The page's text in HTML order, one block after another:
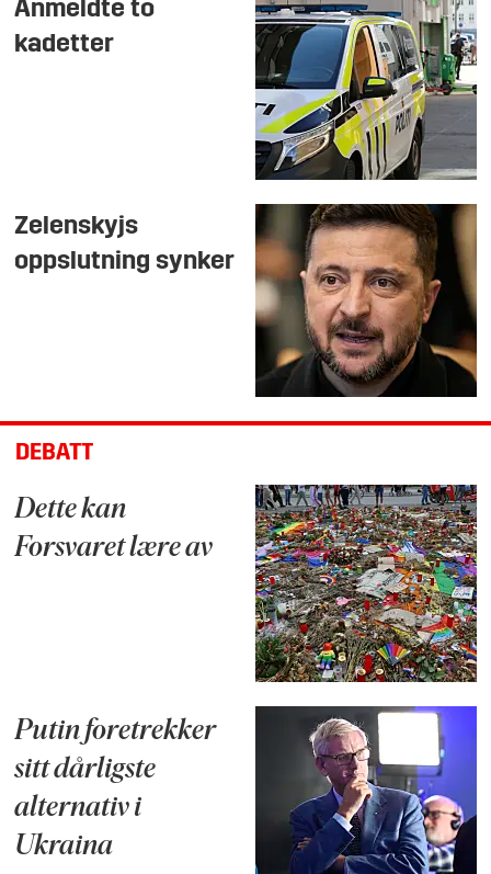
Anmeldte to
kadetter
Zelenskyjs
oppslutning synker
DEBATT
Dette kan
Forsvaret lære av
Putin foretrekker
sitt dårligste
alternativ i
Ukraina